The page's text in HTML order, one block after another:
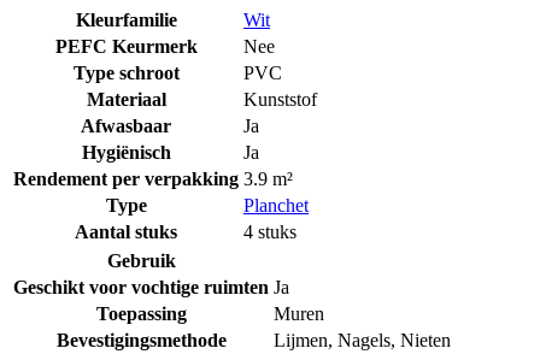
Kleurfamilie
Wit
PEFC Keurmerk
Nee
Type schroot
PVC
Materiaal
Kunststof
Afwasbaar
Ja
Hygiënisch
Ja
Rendement per verpakking 3.9 m²
Type
Planchet
Aantal stuks
4 stuks
Gebruik
Geschikt voor vochtige ruimten Ja
Toepassing
Muren
Bevestigingsmethode
Lijmen, Nagels, Nieten